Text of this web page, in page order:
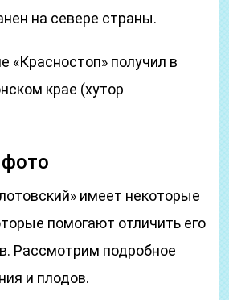
на севере страны.
«Красностоп» получил в
крае (хутор
имеет некоторые
помогают отличить его
Рассмотрим подробное
и плодов.